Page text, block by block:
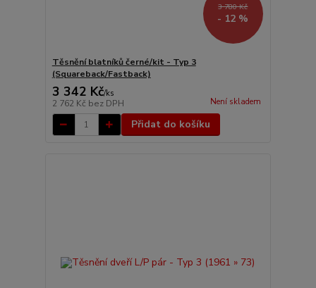
3 780 Kč
- 12 %
Těsnění blatníků černé/kit - Typ 3
(Squareback/Fastback)
3 342 Kč/ks
2 762 Kč bez DPH Není skladem
Přidat do košíku